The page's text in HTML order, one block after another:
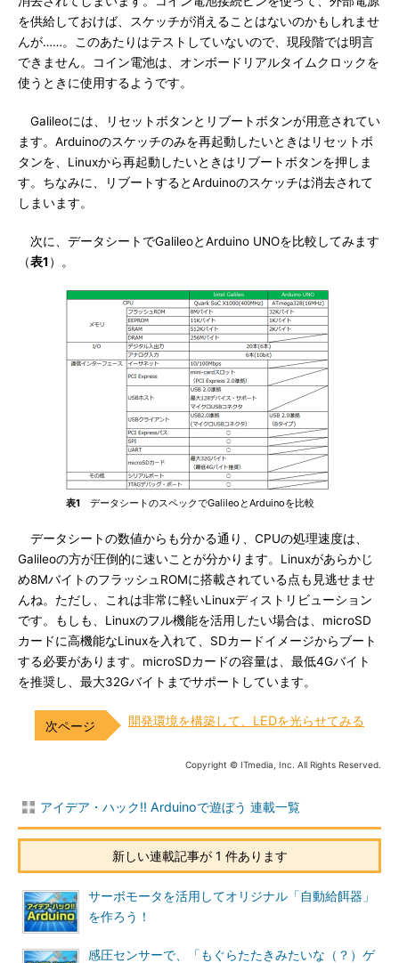
を供給しておけば、スケッチが消えることはないのかもしれませ
んが……。このあたりはテストしていないので、現段階では明言
できません。コイン電池は、オンボードリアルタイムクロックを
使うときに使用するようです。
Galileoには、リセットボタンとリブートボタンが用意されてい
ます。Arduinoのスケッチのみを再起動したいときはリセットボ
タンを、Linuxから再起動したいときはリブートボタンを押しま
す。ちなみに、リブートするとArduinoのスケッチは消去されて
しまいます。
次に、データシートでGalileoとArduino UNOを比較してみます
（表1 ）。
表1 データシートのスペックでGalileoとArduinoを比較
データシートの数値からも分かる通り、CPUの処理速度は、
Galileoの方が圧倒的に速いことが分かります。Linuxがあらかじ
め8MバイトのフラッシュROMに搭載されている点も見逃せませ
んね。ただし、これは非常に軽いLinuxディストリビューション
です。もしも、Linuxのフル機能を活用したい場合は、microSD
カードに高機能なLinuxを入れて、SDカードイメージからブート
する必要があります。microSDカードの容量は、最低4Gバイト
を推奨し、最大32Gバイトまでサポートしています。
開発環境を構築して、LEDを光らせてみる
Copyright © ITmedia, Inc. All Rights Reserved.
アイデア・ハック!! Arduinoで遊ぼう 連載一覧
新しい連載記事が 1 件あります
サーボモータを活用してオリジナル「自動給餌器」
を作ろう！
感圧センサーで、「もぐらたたきみたいな（？）ゲ